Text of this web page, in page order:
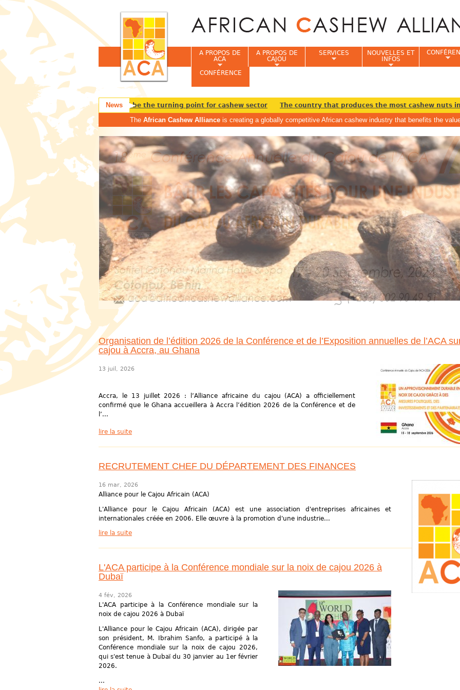
Organisation de l’édition 2026 de la Conférence et de l’Exposition annuelles de l’ACA
cajou à Accra, au Ghana
13 juil, 2026
Accra, le 13 juillet 2026 : l’Alliance africaine du cajou (ACA) a officiellement
confirmé que le Ghana accueillera à Accra l’édition 2026 de la Conférence et de
l’...
lire la suite
RECRUTEMENT CHEF DU DÉPARTEMENT DES FINANCES
16 mar, 2026
Alliance pour le Cajou Africain (ACA)
L'Alliance pour le Cajou Africain (ACA) est une association d'entreprises africaines et
internationales créée en 2006. Elle œuvre à la promotion d'une industrie...
lire la suite
L'ACA participe à la Conférence mondiale sur la noix de cajou 2026 à
Dubaï
4 fév, 2026
L'ACA participe à la Conférence mondiale sur la
noix de cajou 2026 à Dubaï
L'Alliance pour le Cajou Africain (ACA), dirigée par
son président, M. Ibrahim Sanfo, a participé à la
Conférence mondiale sur la noix de cajou 2026,
qui s'est tenue à Dubaï du 30 janvier au 1er février
2026.
...
A PROPOS DE
ACA
A PROPOS DE
CAJOU
SERVICES
NOUVELLES ET
INFOS
CONFÉRENCE
News
High-value crop status could be the turning point for cashew sector The country that produces the most cashew nuts in
The African Cashew Allianceis creating a globally competitive African cashew industry that benefits the